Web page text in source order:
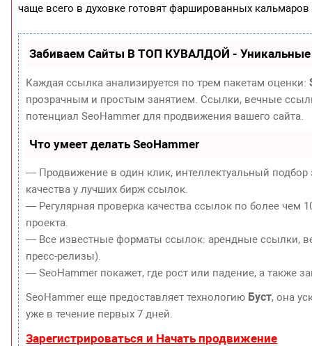
чаще всего в духовке готовят фаршированных
Забиваем Сайты В ТОП КУВАЛДОЙ - Уникальные
Каждая ссылка анализируется по трем пакетам оценки:
прозрачным и простым занятием. Ссылки, вечные
потенциал SeoHammer для продвижения вашего сайта.
Что умеет делать SeoHammer
— Продвижение в один клик, интеллектуальный
качества у лучших бирж ссылок.
— Регулярная проверка качества ссылок по более чем
проекта.
— Все известные форматы ссылок: арендные ссылки,
пресс-релизы).
— SeoHammer покажет, где рост или падение, а также
SeoHammer еще предоставляет технологию Буст, она
уже в течение первых 7 дней.
Зарегистрироваться и Начать продвижение